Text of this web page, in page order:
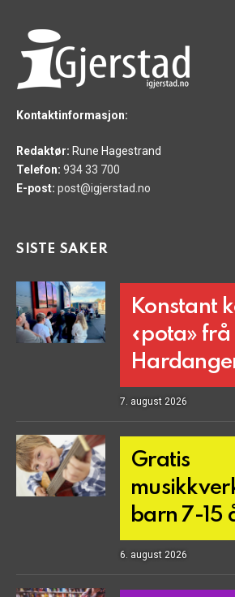
Kontaktinformasjon:
Redaktør: Rune Hagestrand
Telefon: 934 33 700
E-post: post@igjerstad.no
SISTE SAKER
Konstant
«pota» frå
7. august 2026
Gratis
barn 7-15
6. august 2026